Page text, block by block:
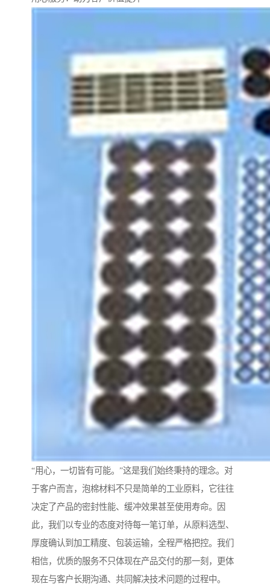
“用心，一切皆有可能。”这是我们始终秉持的理念。对
于客户而言，泡棉材料不只是简单的工业原料，它往往
决定了产品的密封性能、缓冲效果甚至使用寿命。因
此，我们以专业的态度对待每一笔订单，从原料选型、
厚度确认到加工精度、包装运输，全程严格把控。我们
相信，优质的服务不只体现在产品交付的那一刻，更体
现在与客户长期沟通、共同解决技术问题的过程中。